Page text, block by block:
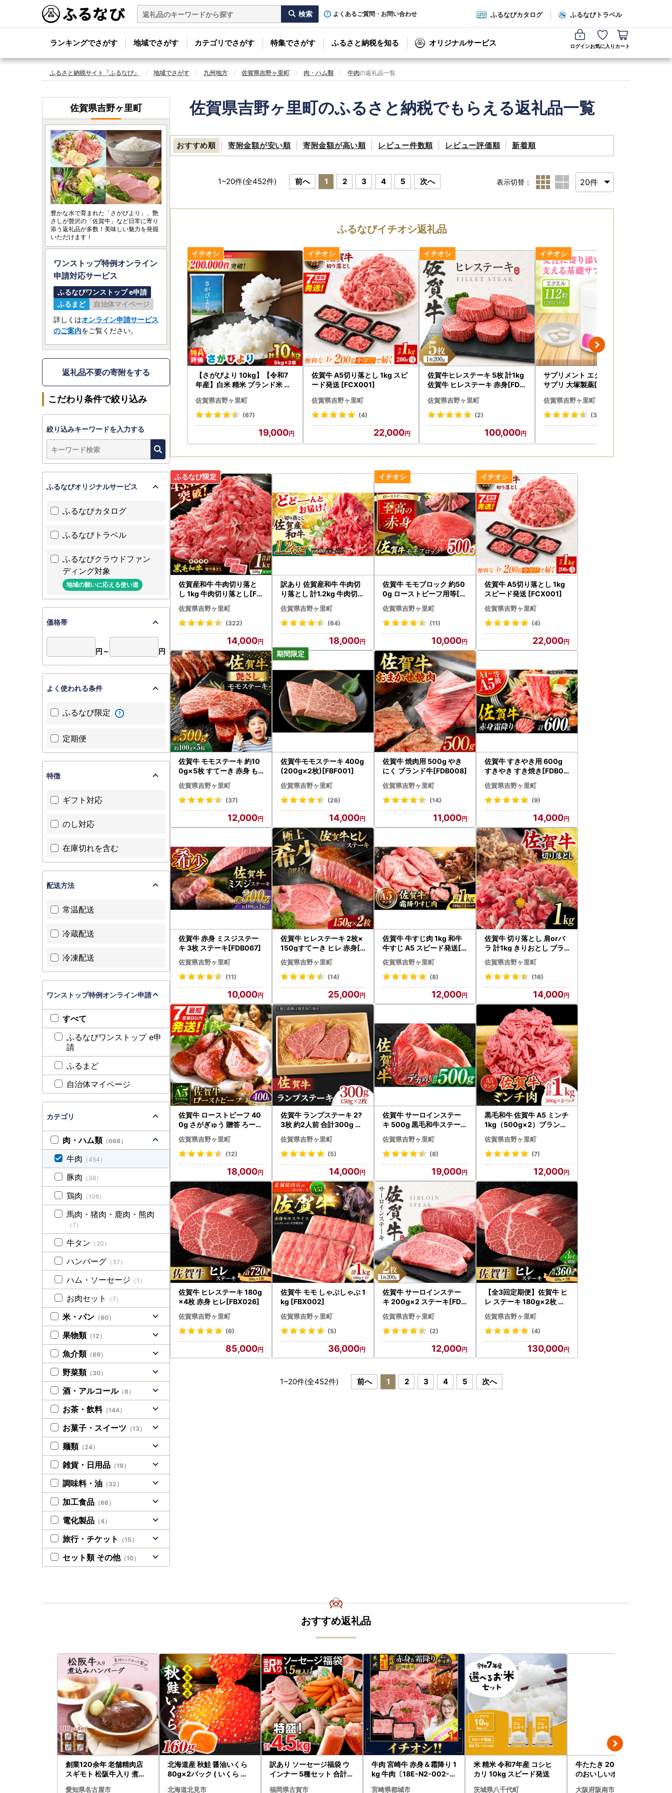
よくあるご質問・お問い合わせ ふるなびカタログ ふるなびトラベル
ランキングでさがす 地域でさがす カテゴリでさがす 特集でさがす ふるさと納税を知る オリジナルサービス ログインお気に入り カート
ふるさと納税サイト「ふるなび」 地域でさがす 九州地方 佐賀県吉野ヶ里町 肉・ハム類 牛肉の返礼品一覧
佐賀県吉野ヶ里町のふるさと納税でもらえる返礼品一覧
おすすめ順 寄附金額が安い順 寄附金額が高い順 レビュー件数順 レビュー評価順 新着順
1~20件(全452件) 前へ 1 2 3 4 5 次へ 表示切替：
ふるなびイチオシ返礼品
【さがびより 10kg】【令和7
年産】白米 精米 ブランド米 佐
]
佐賀県吉野ヶ里町
(67)
19,000
佐賀牛 A5切り落とし 1kg スピ
ード発送 [FCX001]
佐賀県吉野ヶ里町
(4)
22,000
佐賀牛ヒレステーキ 5枚 計1kg
佐賀牛 ヒレステーキ 赤身[FDP
佐賀県吉野ヶ里町
(2)
100,000
サプリメント エクエル 28日分
サプリ 大塚製薬[FDT001]
佐賀県吉野ヶ里町
(3)
佐賀産和牛 牛肉切り落と
し 1kg 牛肉切り落とし[FB
佐賀県吉野ヶ里町
(322)
14,000
訳あり 佐賀産和牛 牛肉切
り落とし 計1.2kg 牛肉切り
落とし[FDB001]
佐賀県吉野ヶ里町
(64)
18,000
佐賀牛 モモブロック 約50
0g ローストビーフ用等[F
DB026]
佐賀県吉野ヶ里町
(11)
10,000
佐賀牛 A5切り落とし 1kg
スピード発送 [FCX001]
佐賀県吉野ヶ里町
(4)
22,000
佐賀牛 モモステーキ 約10
0g×5枚 すてーき 赤身 も
も [FDB057]
佐賀県吉野ヶ里町
(37)
12,000
佐賀牛モモステーキ 400g
(200g×2枚)[FBF001]
佐賀県吉野ヶ里町
(26)
14,000
佐賀牛 焼肉用 500g やき
にく ブランド牛[FDB008]
佐賀県吉野ヶ里町
(14)
11,000
佐賀牛 すきやき用 600g
すきやき すき焼き[FDB06
佐賀県吉野ヶ里町
(9)
14,000
佐賀牛 赤身 ミスジステー
キ 3枚 ステーキ[FDB067]
佐賀県吉野ヶ里町
(11)
10,000
佐賀牛 ヒレステーキ 2枚×
150gすてーき ヒレ 赤身[F
CY005]
佐賀県吉野ヶ里町
(14)
25,000
佐賀牛 牛すじ肉 1kg 和牛
牛すじ A5 スピード発送[F
CX002]
佐賀県吉野ヶ里町
(8)
12,000
佐賀牛 切り落とし 肩orバ
ラ 計1kg きりおとし ブラ
ンド牛[FDB007]
佐賀県吉野ヶ里町
(16)
14,000
佐賀牛 ローストビーフ 40
0g さがぎゅう 贈答 ろーす
とびーふ スピード発送[FC
X004]
佐賀県吉野ヶ里町
(12)
18,000
佐賀牛 ランプステーキ 2?
3枚 約2人前 合計300g す
てーき ステーキ 黒毛和牛 [
FCY003]
佐賀県吉野ヶ里町
(5)
14,000
佐賀牛 サーロインステー
キ 500g 黒毛和牛ステーキ
[FDB010]
佐賀県吉野ヶ里町
(8)
19,000
黒毛和牛 佐賀牛 A5 ミンチ
1kg（500g×2）ブランド
和牛 スピード発送[FCX00
3]
佐賀県吉野ヶ里町
(7)
12,000
佐賀牛 ヒレステーキ 180g
×4枚 赤身 ヒレ[FBX026]
佐賀県吉野ヶ里町
(6)
85,000
佐賀牛 モモ しゃぶしゃぶ 1
kg [FBX002]
佐賀県吉野ヶ里町
(5)
36,000
佐賀牛 サーロインステー
キ 200g×2 ステーキ[FDP
佐賀県吉野ヶ里町
(2)
12,000
【全3回定期便】佐賀牛 ヒ
レ ステーキ 180g×2枚 黒
毛和牛[FBX018]
佐賀県吉野ヶ里町
(4)
130,000
1~20件(全452件) 前へ 1 2 3 4 5 次へ
佐賀県吉野ヶ里町
豊かな水で育まれた「さがびより」、艶
さしが贅沢の「佐賀牛」など日常に寄り
添う返礼品が多数！美味しい魅力を発掘
いただけます！
ワンストップ特例オンライン
申請対応サービス
ふるなびワンストップ e申請
ふるまど
自治体マイページ
詳しくはオンライン申請サービス
のご案内をご覧ください。
返礼品不要の寄附をする
こだわり条件で絞り込み
絞り込みキーワードを入力する
ふるなびオリジナルサービス
ふるなびカタログ
ふるなびトラベル
ふるなびクラウドファン
ディング対象
地域の願いに応える使い道
価格帯
円～ 円
よく使われる条件
ふるなび限定
定期便
特徴
ギフト対応
のし対応
在庫切れを含む
配送方法
常温配送
冷蔵配送
冷凍配送
ワンストップ特例オンライン申請
すべて
ふるなびワンストップ e申
請
ふるまど
自治体マイページ
カテゴリ
肉・ハム類 （668）
牛肉 （454）
豚肉 （36）
鶏肉 （106）
馬肉・猪肉・鹿肉・熊肉
（7）
牛タン （20）
ハンバーグ （37）
ハム・ソーセージ （1）
お肉セット （7）
米・パン （60）
果物類 （12）
魚介類 （89）
野菜類 （30）
酒・アルコール（8）
お茶・飲料（144）
お菓子・スイーツ （13）
麺類 （24）
雑貨・日用品 （19）
調味料・油 （32）
加工食品 （66）
電化製品 （4）
旅行・チケット （15）
セット類 その他（10）
おすすめ返礼品
創業120余年 老舗精肉店
スギモト 松阪牛入り 煮込
愛知県名古屋市
北海道産 秋鮭 醤油いくら
80g×2パック ( いくら イ
北海道北見市
訳あり ソーセージ福袋 ウ
インナー 5種セット 合計4.
福岡県古賀市
牛肉 宮崎牛 赤身＆霜降り 1
kg 牛肉〔18E-N2-002-1
宮崎県都城市
米 精米 令和7年産 コシヒ
カリ 10kg スピード発送
茨城県八千代町
牛たたき 200gと 名倉商店
のおいしいポン酢 30ml
大阪府阪南市